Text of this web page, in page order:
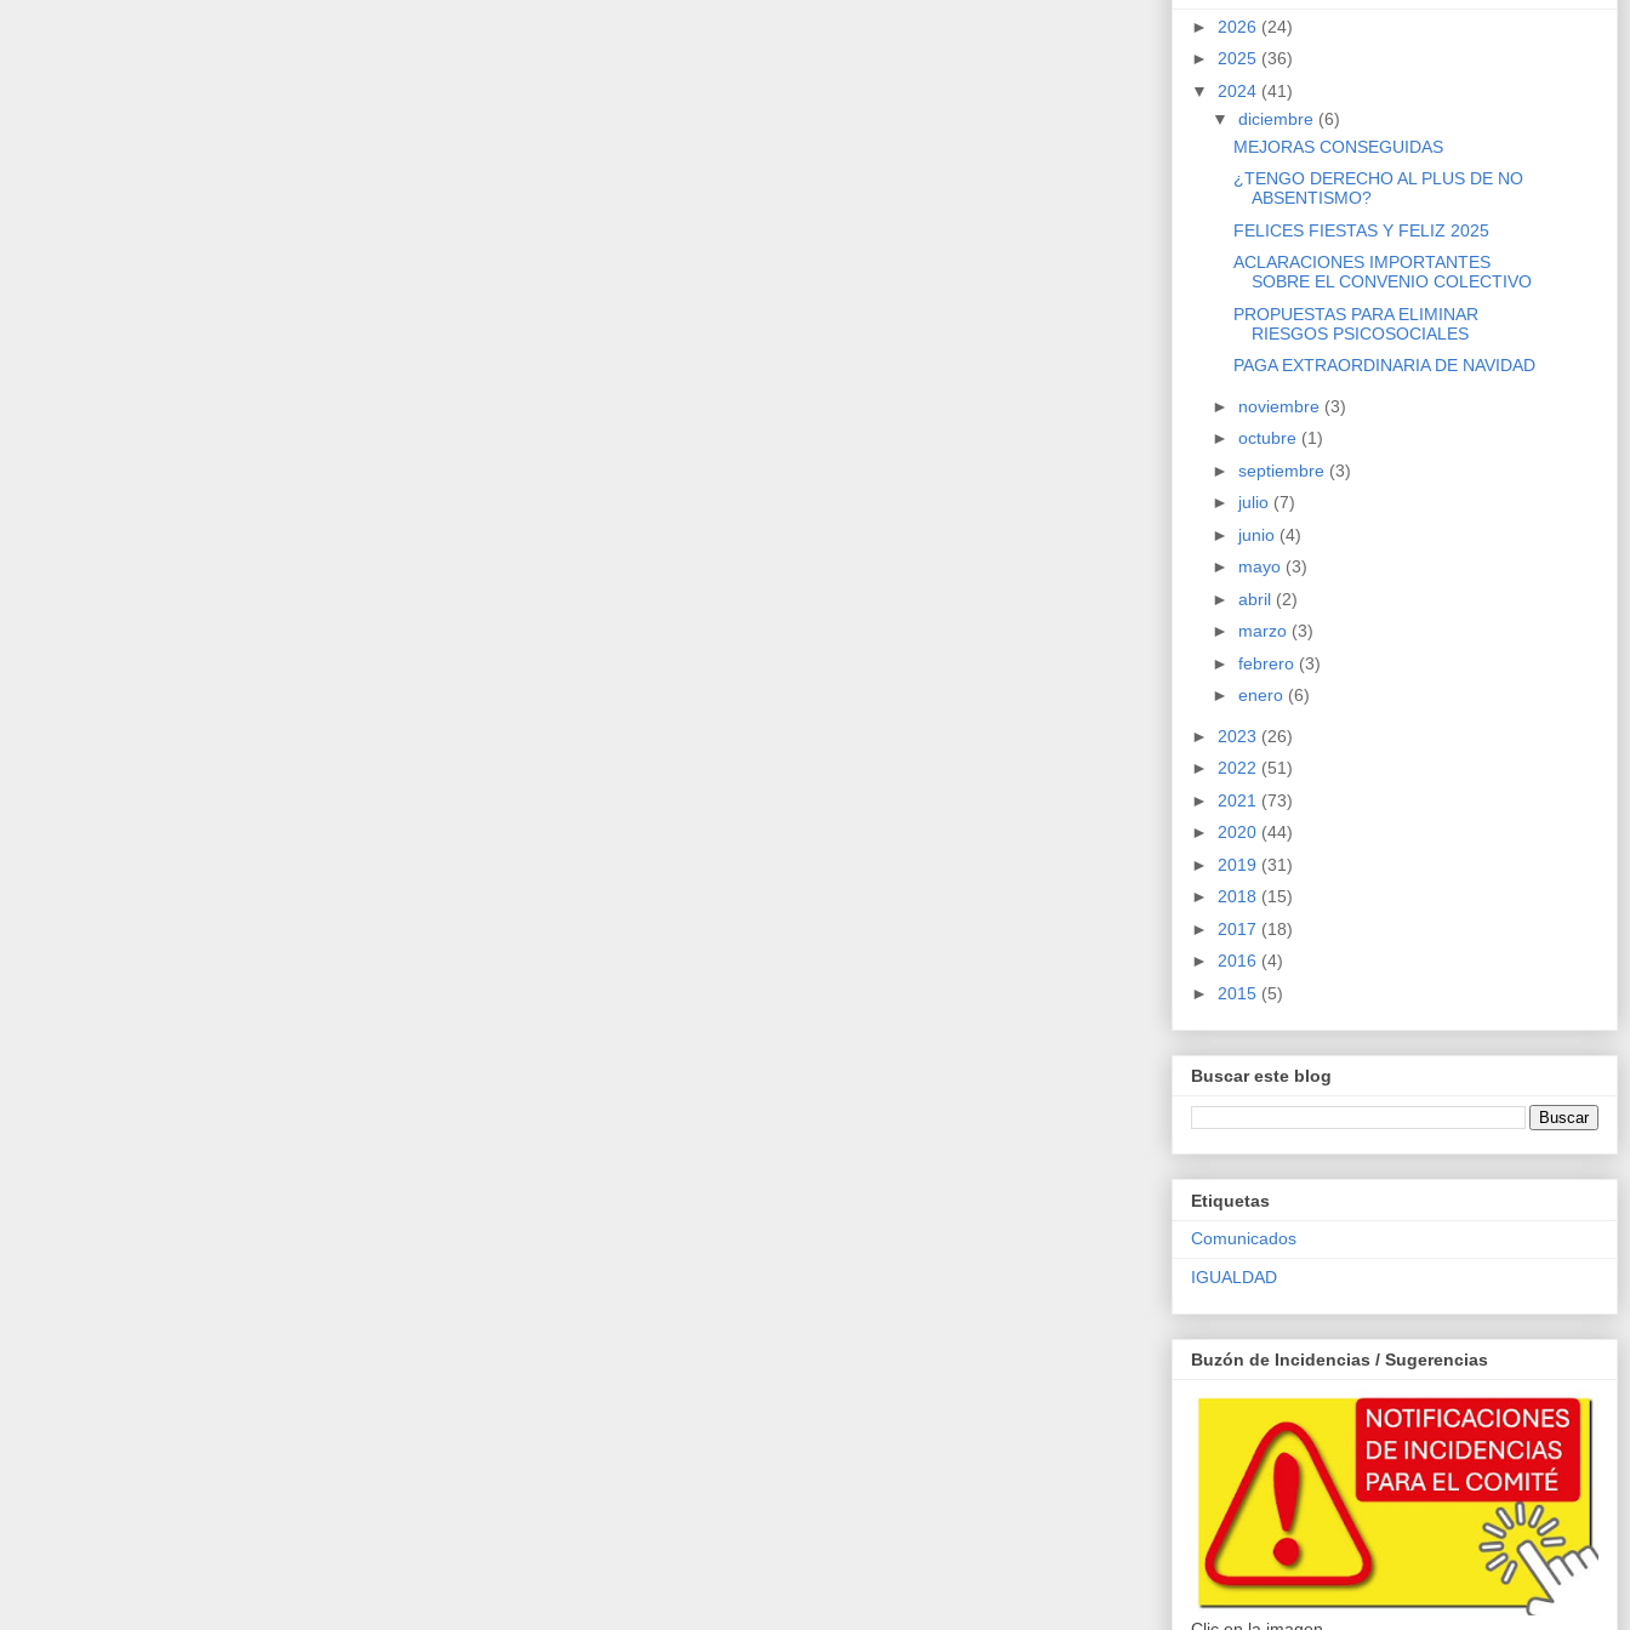
► 2026 (24)
► 2025 (36)
▼ 2024 (41)
▼ diciembre (6)
MEJORAS CONSEGUIDAS
¿TENGO DERECHO AL PLUS DE NO
ABSENTISMO?
FELICES FIESTAS Y FELIZ 2025
ACLARACIONES IMPORTANTES
SOBRE EL CONVENIO COLECTIVO
PROPUESTAS PARA ELIMINAR
RIESGOS PSICOSOCIALES
PAGA EXTRAORDINARIA DE NAVIDAD
► noviembre (3)
► octubre (1)
► septiembre (3)
► julio (7)
► junio (4)
► mayo (3)
► abril (2)
► marzo (3)
► febrero (3)
► enero (6)
► 2023 (26)
► 2022 (51)
► 2021 (73)
► 2020 (44)
► 2019 (31)
► 2018 (15)
► 2017 (18)
► 2016 (4)
► 2015 (5)
Buscar este blog
Etiquetas
Comunicados
IGUALDAD
Buzón de Incidencias / Sugerencias